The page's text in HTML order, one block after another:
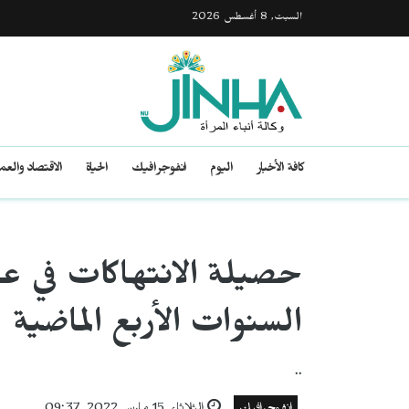
السبت, 8 أغسطس 2026
كافة الأخبار اليوم انفوجرافيك الحياة الاقتصاد
حصيلة الانتهاكات في
السنوات الأربع الماضية
..